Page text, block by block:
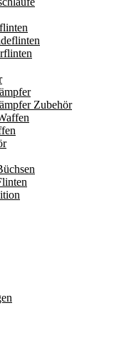
Zubehör